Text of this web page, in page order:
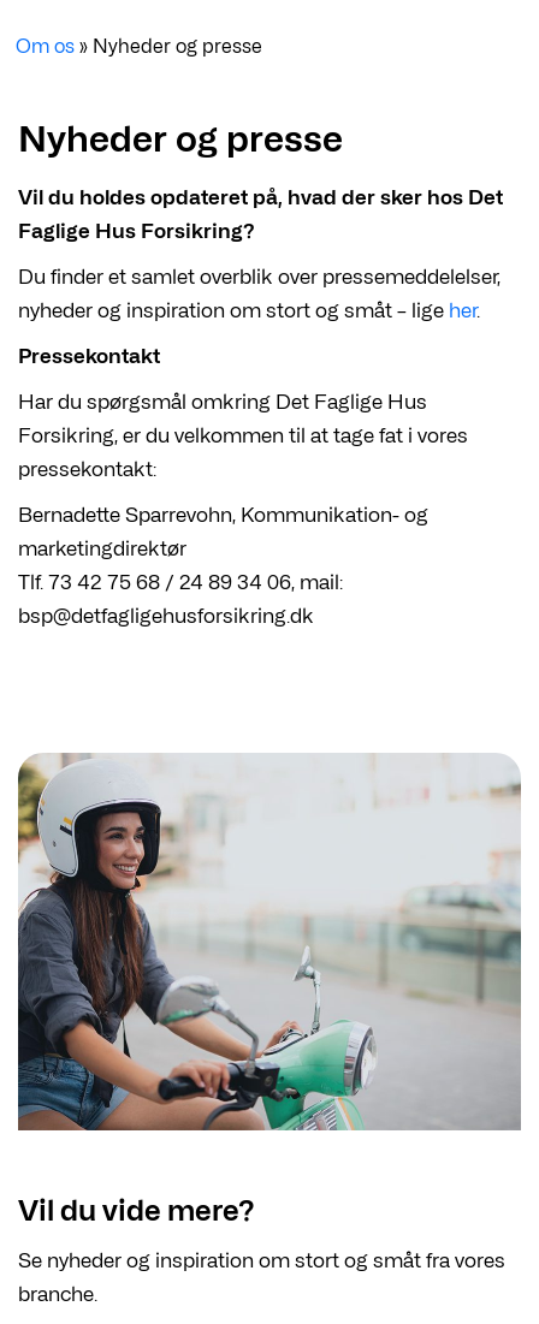
Om os » Nyheder og presse
Nyheder og presse
Vil du holdes opdateret på, hvad der sker hos Det
Faglige Hus Forsikring?
Du finder et samlet overblik over pressemeddelelser,
nyheder og inspiration om stort og småt – lige her.
Pressekontakt
Har du spørgsmål omkring Det Faglige Hus
Forsikring, er du velkommen til at tage fat i vores
pressekontakt:
Bernadette Sparrevohn, Kommunikation- og
marketingdirektør
Tlf. 73 42 75 68 / 24 89 34 06, mail:
bsp@detfagligehusforsikring.dk
Vil du vide mere?
Se nyheder og inspiration om stort og småt fra vores
branche.